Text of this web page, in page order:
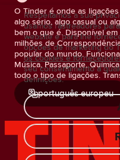
O Tinder é onde as
algo sério, algo casual ou
bem o que é. Disponível
milhões de
popular do mundo.
Música, Passaporte,
todo o tipo de ligações.
português europeu
Respeitamos a sua
usamos rastreadores
website e para lhe
opções de marketing do
os cookies e
seu consentimento a
definições.